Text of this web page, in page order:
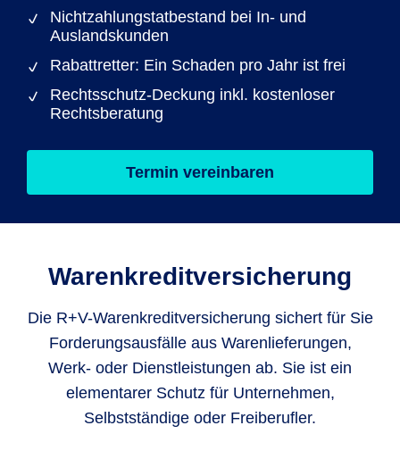
Nichtzahlungstatbestand bei In- und
Auslandskunden
Rabattretter: Ein Schaden pro Jahr ist frei
Rechtsschutz-Deckung inkl. kostenloser
Rechtsberatung
Termin vereinbaren
Warenkreditversicherung
Die R+V-Warenkreditversicherung sichert für Sie
Forderungsausfälle aus Warenlieferungen,
Werk- oder Dienstleistungen ab. Sie ist ein
elementarer Schutz für Unternehmen,
Selbstständige oder Freiberufler.